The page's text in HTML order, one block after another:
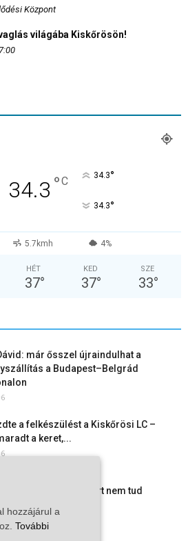
Központ
világába Kiskőrösön!
34.3 °C 34.3°
34.3°
5.7kmh 4%
HÉT
37°
KED
37°
SZE
33°
már ősszel újraindulhat a
a Budapest–Belgrád
a felkészülést a Kiskőrösi LC –
a keret,...
Európa felett? Ezért nem tud
hozzájárul a
További